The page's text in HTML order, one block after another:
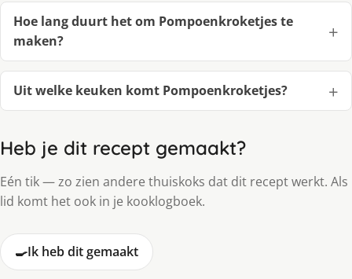
Hoe lang duurt het om Pompoenkroketjes te
maken?
Uit welke keuken komt Pompoenkroketjes?
Heb je dit recept gemaakt?
Eén tik — zo zien andere thuiskoks dat dit recept werkt. Als
lid komt het ook in je kooklogboek.
🍳Ik heb dit gemaakt